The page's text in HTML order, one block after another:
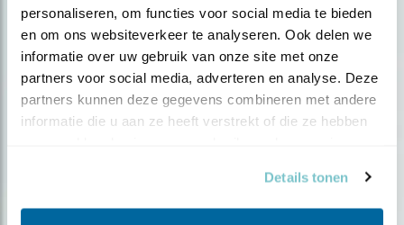
personaliseren, om functies voor social media te bieden
en om ons websiteverkeer te analyseren. Ook delen we
informatie over uw gebruik van onze site met onze
partners voor social media, adverteren en analyse. Deze
partners kunnen deze gegevens combineren met andere
informatie die u aan ze heeft verstrekt of die ze hebben
Details tonen